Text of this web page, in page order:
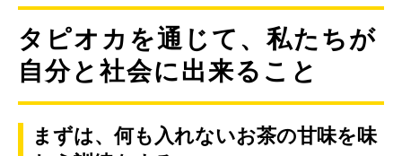
タピオカを通じて、私たちが
自分と社会に出来ること
まずは、何も入れないお茶の甘味を味